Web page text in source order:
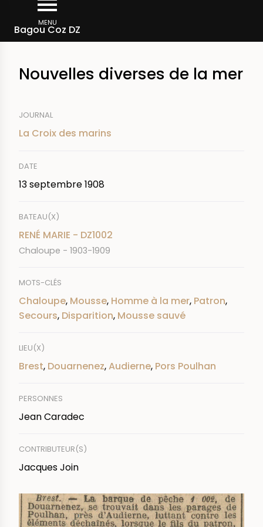
contenu
MENU
Bagou Coz DZ
d'Ariane
Rechercher dans la presse
Nouvelles diverses de la mer
JOURNAL
La Croix des marins
DATE
13 septembre 1908
BATEAU(X)
RENÉ MARIE - DZ1002
Chaloupe - 1903-1909
MOTS-CLÉS
Chaloupe, Mousse, Homme à la mer, Patron,
Secours, Disparition, Mousse sauvé
LIEU(X)
Brest, Douarnenez,Audierne, Pors Poulhan
PERSONNES
Jean Caradec
CONTRIBUTEUR(S)
Jacques Join
IMAGE